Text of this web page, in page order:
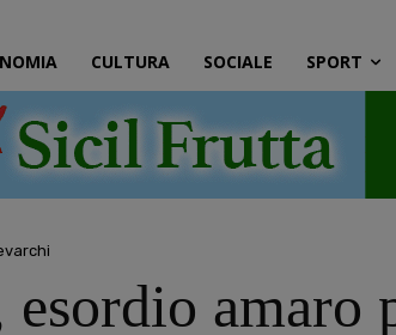
CULTURA SOCIALE SPORT
esordio